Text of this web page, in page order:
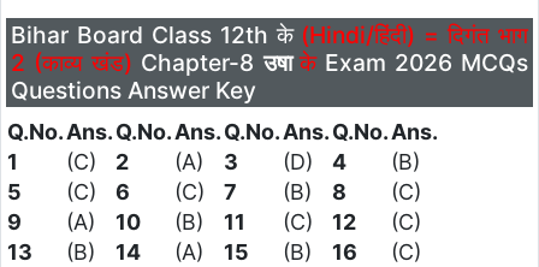
Bihar Board Class 12th के (Hindi/हिंदी) = दिगंत भाग
2 (काव्य खंड) Chapter-8उषाके Exam 2026 MCQs
Questions Answer Key
Q.No.Ans.Q.No.Ans.Q.No.Ans.Q.No.Ans.
1
(C) 2 (A) 3 (D) 4
(B)
5
(C) 6 (C) 7 (B) 8
(C)
9
(A) 10 (B) 11 (C) 12
(C)
13
(B) 14 (A) 15 (B) 16
(C)